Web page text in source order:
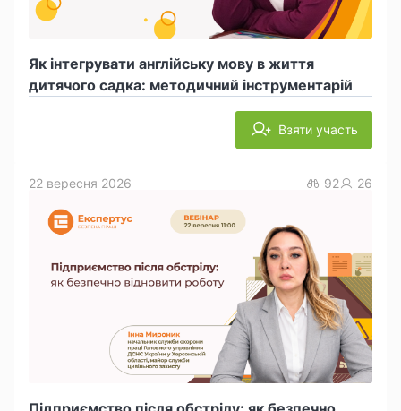
Як інтегрувати англійську мову в життя
дитячого садка: методичний інструментарій
Взяти участь
22 вересня 2026 92 26